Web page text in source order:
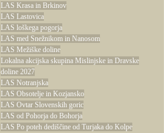
LAS Krasa in Brkinov
LAS Lastovica
LAS loškega pogorja
LAS med Snežnikom in Nanosom
LAS Mežiške doline
Lokalna akcijska skupina Mislinjske in Dravske
doline 2027
LAS Notranjska
LAS Obsotelje in Kozjansko
LAS Ovtar Slovenskih goric
LAS od Pohorja do Bohorja
LAS Po poteh dediščine od Turjaka do Kolpe